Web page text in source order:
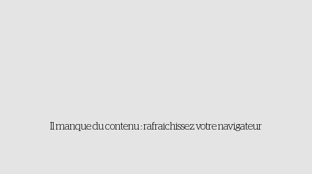
Il manque du contenu : rafraichissez votre navigateur